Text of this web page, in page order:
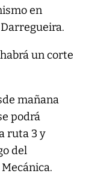
en
un corte
mañana
podrá
ruta 3 y
del